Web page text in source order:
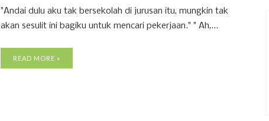
"Andai dulu aku tak bersekolah di jurusan itu, mungkin tak
akan sesulit ini bagiku untuk mencari pekerjaan." " Ah,...
READ MORE »